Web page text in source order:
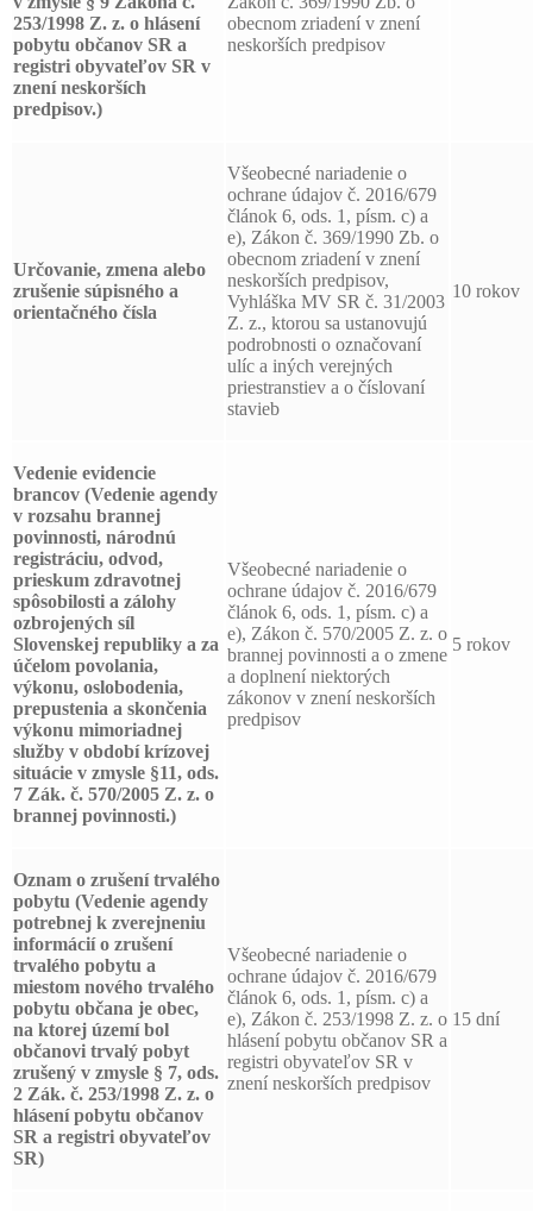
253/1998 Z. z. o hlásení
pobytu občanov SR a
registri obyvateľov SR v
znení neskorších
predpisov.)
obecnom zriadení v znení
neskorších predpisov
Určovanie, zmena alebo
zrušenie súpisného a
orientačného čísla
Všeobecné nariadenie o
ochrane údajov č. 2016/679
článok 6, ods. 1, písm. c) a
e), Zákon č. 369/1990 Zb. o
obecnom zriadení v znení
neskorších predpisov,
Vyhláška MV SR č. 31/2003
Z. z., ktorou sa ustanovujú
podrobnosti o označovaní
ulíc a iných verejných
priestranstiev a o číslovaní
stavieb
10 rokov
Vedenie evidencie
brancov (Vedenie agendy
v rozsahu brannej
povinnosti, národnú
registráciu, odvod,
prieskum zdravotnej
spôsobilosti a zálohy
ozbrojených síl
Slovenskej republiky a za
účelom povolania,
výkonu, oslobodenia,
prepustenia a skončenia
výkonu mimoriadnej
služby v období krízovej
situácie v zmysle §11, ods.
7 Zák. č. 570/2005 Z. z. o
brannej povinnosti.)
Všeobecné nariadenie o
ochrane údajov č. 2016/679
článok 6, ods. 1, písm. c) a
e), Zákon č. 570/2005 Z. z. o
brannej povinnosti a o zmene
a doplnení niektorých
zákonov v znení neskorších
predpisov
5 rokov
Oznam o zrušení trvalého
pobytu (Vedenie agendy
potrebnej k zverejneniu
informácií o zrušení
trvalého pobytu a
miestom nového trvalého
pobytu občana je obec,
na ktorej území bol
občanovi trvalý pobyt
zrušený v zmysle § 7, ods.
2 Zák. č. 253/1998 Z. z. o
hlásení pobytu občanov
SR a registri obyvateľov
SR)
Všeobecné nariadenie o
ochrane údajov č. 2016/679
článok 6, ods. 1, písm. c) a
e), Zákon č. 253/1998 Z. z. o
hlásení pobytu občanov SR a
registri obyvateľov SR v
znení neskorších predpisov
15 dní